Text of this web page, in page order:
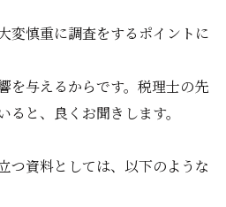
変慎重に調査をするポイントに
を与えるからです。税理士の先
と、良くお聞きします。
つ資料としては、以下のような